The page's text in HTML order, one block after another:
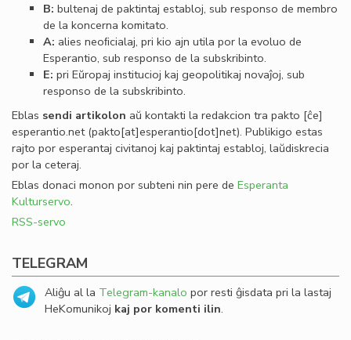
B: bultenaj de paktintaj establoj, sub responso de membro
de la koncerna komitato.
A: alies neoﬁcialaj, pri kio ajn utila por la evoluo de
Esperantio, sub responso de la subskribinto.
E: pri Eŭropaj institucioj kaj geopolitikaj novaĵoj, sub
responso de la subskribinto.
Eblas sendi artikolon aŭ kontakti la redakcion tra pakto [ĉe]
esperantio.net(pakto[at]esperantio[dot]net). Publikigo estas
rajto por esperantaj civitanoj kaj paktintaj establoj, laŭdiskrecia
por la ceteraj.
Eblas donaci monon por subteni nin pere de Esperanta
Kulturservo.
RSS-servo
TELEGRAM
Aliĝu al la Telegram-kanalo por resti ĝisdata pri la lastaj
HeKomunikoj kaj por komenti ilin.